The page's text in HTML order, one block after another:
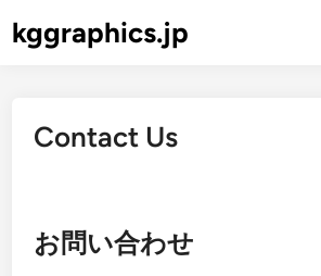
tokggraphics.jp
Contact Us
お問い合わせ